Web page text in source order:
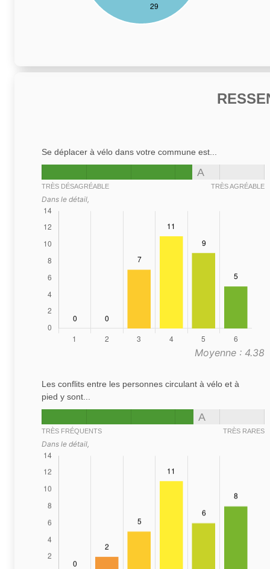
Se déplacer à vélo dans votre commune est...
A
TRÈS DÉSAGRÉABLE TRÈS AGRÉABLE
Dans le détail,
Moyenne : 4.38
Les conflits entre les personnes circulant à vélo et à
pied y sont...
A
TRÈS FRÉQUENTS TRÈS RARES
Dans le détail,